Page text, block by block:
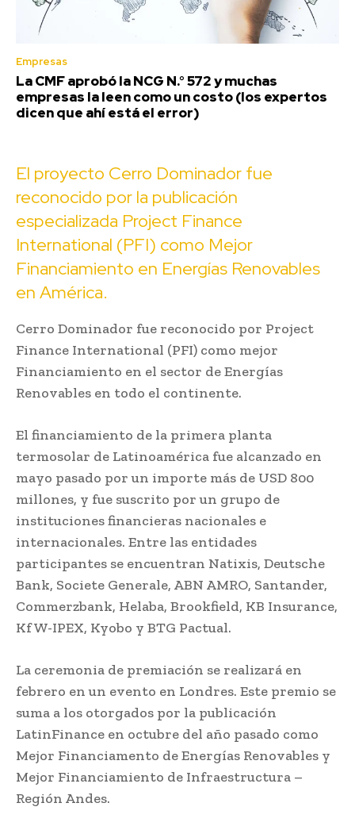
Empresas
La CMF aprobó la NCG N.° 572 y muchas
empresas la leen como un costo (los expertos
dicen que ahí está el error)
El proyecto Cerro Dominador fue
reconocido por la publicación
especializada Project Finance
International (PFI) como Mejor
Financiamiento en Energías Renovables
en América.
Cerro Dominador fue reconocido por Project
Finance International (PFI) como mejor
Financiamiento en el sector de Energías
Renovables en todo el continente.
El financiamiento de la primera planta
termosolar de Latinoamérica fue alcanzado en
mayo pasado por un importe más de USD 800
millones, y fue suscrito por un grupo de
instituciones financieras nacionales e
internacionales. Entre las entidades
participantes se encuentran Natixis, Deutsche
Bank, Societe Generale, ABN AMRO, Santander,
Commerzbank, Helaba, Brookfield, KB Insurance,
KfW-IPEX, Kyobo y BTG Pactual.
La ceremonia de premiación se realizará en
febrero en un evento en Londres. Este premio se
suma a los otorgados por la publicación
LatinFinance en octubre del año pasado como
Mejor Financiamento de Energías Renovables y
Mejor Financiamiento de Infraestructura –
Región Andes.